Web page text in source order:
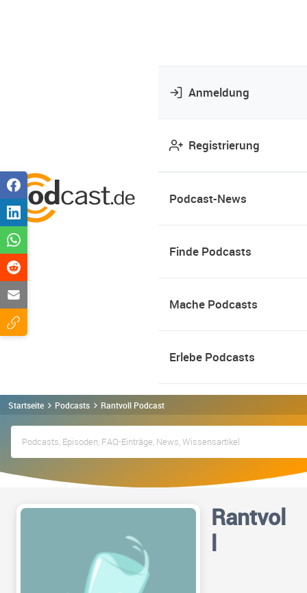
Anmeldung
Registrierung
Podcast-News
Finde Podcasts
Mache Podcasts
Erlebe Podcasts
Startseite Podcasts Rantvoll Podcast
Rantvol
l